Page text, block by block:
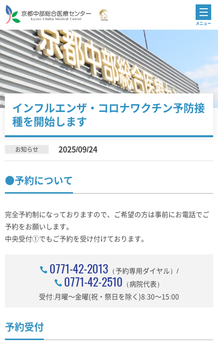
インフルエンザ・コロナワクチン予防接
種を開始します
お知らせ 2025/09/24
●予約について
完全予約制になっておりますので、ご希望の方は事前にお電話でご
予約をお願いします。
中央受付①でもご予約を受け付けております。
0771-42-2013 （予約専用ダイヤル）/
0771-42-2510 （病院代表）
受付:月曜～金曜(祝・祭日を除く)8:30～15:00
予約受付